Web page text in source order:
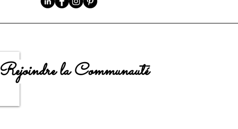
Rejoindre la Communauté